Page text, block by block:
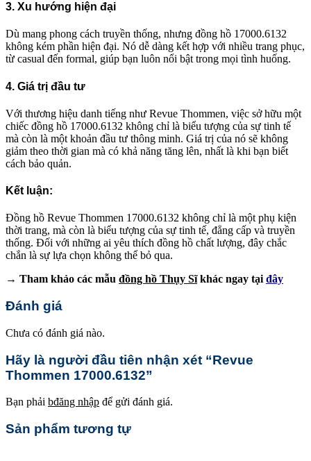
3. Xu hướng hiện đại
Dù mang phong cách truyền thống, nhưng đồng hồ 17000.6132
không kém phần hiện đại. Nó dễ dàng kết hợp với nhiều trang phục,
từ casual đến formal, giúp bạn luôn nổi bật trong mọi tình huống.
4. Giá trị đầu tư
Với thương hiệu danh tiếng như Revue Thommen, việc sở hữu một
chiếc đồng hồ 17000.6132 không chỉ là biểu tượng của sự tinh tế
mà còn là một khoản đầu tư thông minh. Giá trị của nó sẽ không
giảm theo thời gian mà có khả năng tăng lên, nhất là khi bạn biết
cách bảo quản.
Kết luận:
Đồng hồ Revue Thommen 17000.6132 không chỉ là một phụ kiện
thời trang, mà còn là biểu tượng của sự tinh tế, đẳng cấp và truyền
thống. Đối với những ai yêu thích đồng hồ chất lượng, đây chắc
chắn là sự lựa chọn không thể bỏ qua.
→ Tham khảo các mẫu đồng hồ Thụy Sĩkhác ngay tại đây
Đánh giá
Chưa có đánh giá nào.
Hãy là người đầu tiên nhận xét “Revue
Thommen 17000.6132”
Bạn phải bđăng nhập để gửi đánh giá.
Sản phẩm tương tự